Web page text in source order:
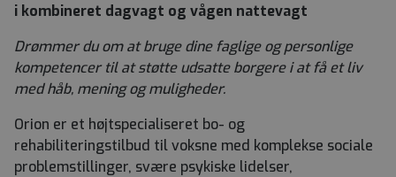
i kombineret dagvagt og vågen nattevagt
Drømmer du om at bruge dine faglige og personlige
kompetencer til at støtte udsatte borgere i at få et liv
med håb, mening og muligheder.
Orion er et højtspecialiseret bo- og
rehabiliteringstilbud til voksne med komplekse sociale
problemstillinger, svære psykiske lidelser,